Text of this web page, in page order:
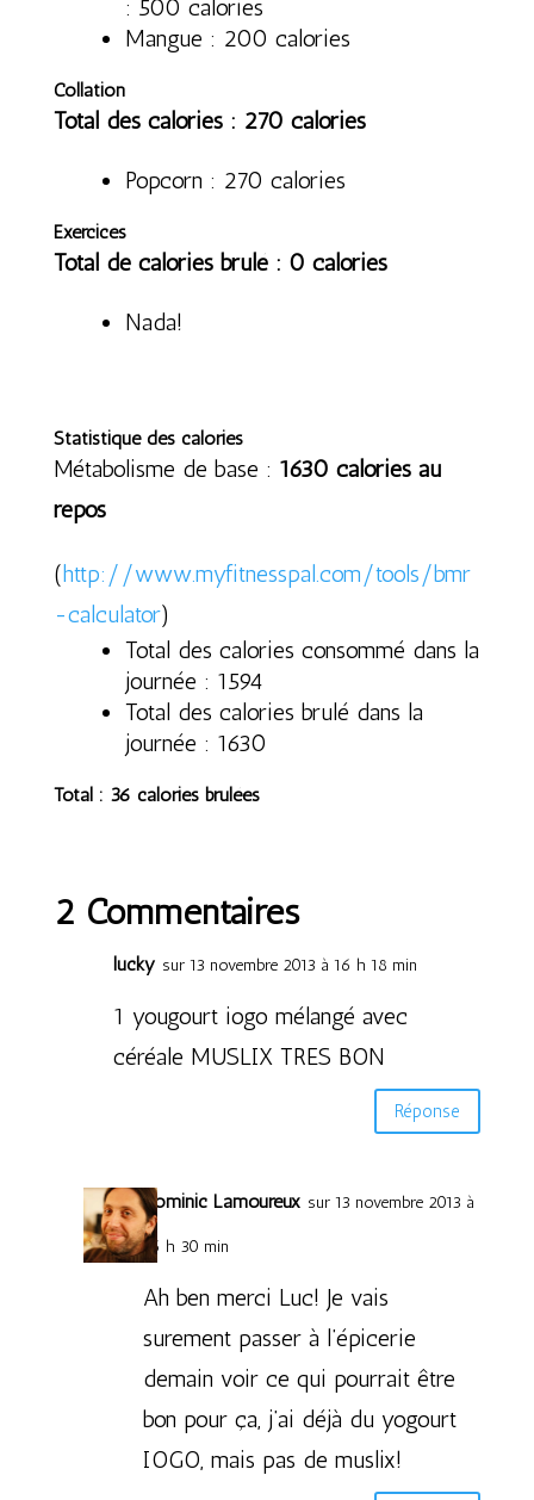
: 500 calories
Mangue : 200 calories
Collation
Total des calories : 270 calories
Popcorn : 270 calories
Exercices
Total de calories brulé : 0 calories
Nada!
Statistique des calories
Métabolisme de base : 1630 calories au
repos
(http://www.myfitnesspal.com/tools/bmr
-calculator)
Total des calories consommé dans la
journée : 1594
Total des calories brulé dans la
journée : 1630
Total : 36 calories brulées
2 Commentaires
lucky sur 13 novembre 2013 à 16 h 18 min
1 yougourt iogo mélangé avec
céréale MUSLIX TRES BON
Réponse
Dominic Lamoureux sur 13 novembre 2013 à
16 h 30 min
Ah ben merci Luc! Je vais
surement passer à l’épicerie
demain voir ce qui pourrait être
bon pour ça, j’ai déjà du yogourt
IOGO, mais pas de muslix!